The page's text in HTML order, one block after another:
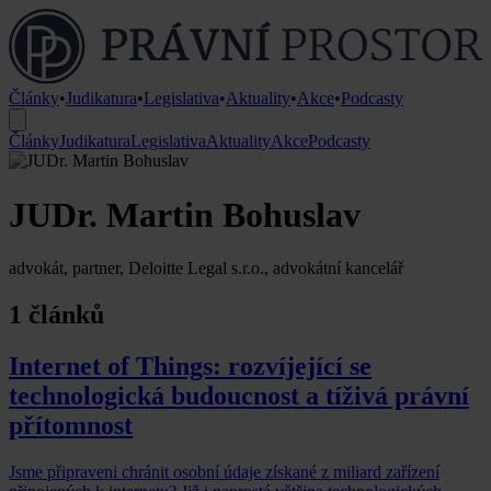
Články•Judikatura•Legislativa•Aktuality•Akce•Podcasty
ČlánkyJudikaturaLegislativaAktualityAkcePodcasty
JUDr. Martin Bohuslav
advokát, partner, Deloitte Legal s.r.o., advokátní kancelář
1 článků
Internet of Things: rozvíjející se
technologická budoucnost a tíživá právní
přítomnost
Jsme připraveni chránit osobní údaje získané z miliard zařízení